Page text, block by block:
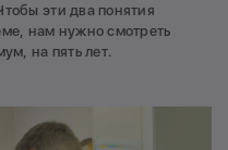
эти два понятия
нам нужно смотреть
на пять лет.